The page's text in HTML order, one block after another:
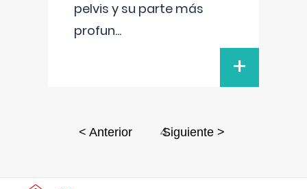
pelvis y su parte más
profun...
+
< Anterior 4
Siguiente >